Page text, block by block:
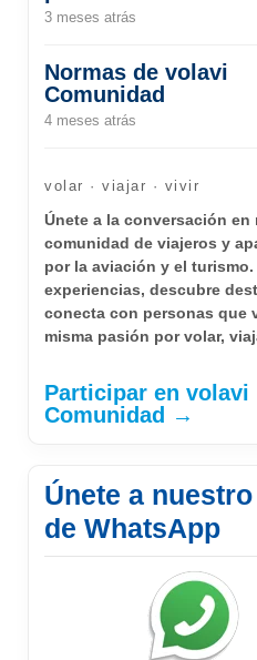
3 meses atrás
Normas de volavi
Comunidad
4 meses atrás
volar · viajar · vivir
Únete a la conversación en
comunidad de viajeros y
por la aviación y el turismo.
experiencias, descubre
conecta con personas que
misma pasión por volar,
Participar en volavi
Comunidad →
Únete a
de WhatsApp